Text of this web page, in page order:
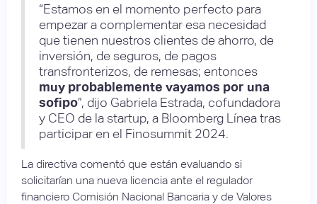
“Estamos en el momento perfecto para
empezar a complementar esa necesidad
que tienen nuestros clientes de ahorro, de
inversión, de seguros, de pagos
transfronterizos, de remesas; entonces
muy probablemente vayamos por una
sofipo”, dijo Gabriela Estrada, cofundadora
y CEO de la startup, a Bloomberg Línea tras
participar en el Finosummit 2024.
La directiva comentó que están evaluando si
solicitarían una nueva licencia ante el regulador
financiero Comisión Nacional Bancaria y de Valores